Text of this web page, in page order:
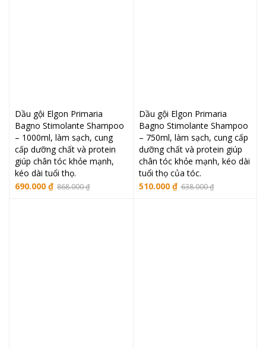
Dầu gội Elgon Primaria
Bagno Stimolante Shampoo
– 1000ml, làm sạch, cung
cấp dưỡng chất và protein
giúp chân tóc khỏe mạnh,
kéo dài tuổi thọ.
868.000₫
Giá
690.000 ₫
Giá
Dầu gội Elgon Primaria
Bagno Stimolante Shampoo
– 750ml, làm sạch, cung cấp
dưỡng chất và protein giúp
chân tóc khỏe mạnh, kéo dài
tuổi thọ của tóc.
638.000₫
Giá
510.000 ₫
Giá